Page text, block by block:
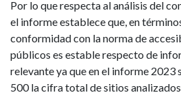
Por lo que respecta al análisis del
el informe establece que, en
conformidad con la norma de
públicos es estable respecto de
relevante ya que en el informe 2023
500 la cifra total de sitios